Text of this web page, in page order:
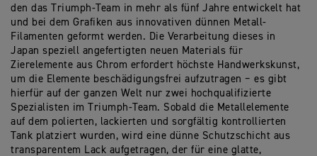
den das Triumph-Team in mehr als fünf Jahre entwickelt hat
und bei dem Grafiken aus innovativen dünnen Metall-
Filamenten geformt werden. Die Verarbeitung dieses in
Japan speziell angefertigten neuen Materials für
Zierelemente aus Chrom erfordert höchste Handwerkskunst,
um die Elemente beschädigungsfrei aufzutragen − es gibt
hierfür auf der ganzen Welt nur zwei hochqualifizierte
Spezialisten im Triumph-Team. Sobald die Metallelemente
auf dem polierten, lackierten und sorgfältig kontrollierten
Tank platziert wurden, wird eine dünne Schutzschicht aus
transparentem Lack aufgetragen, der für eine glatte,